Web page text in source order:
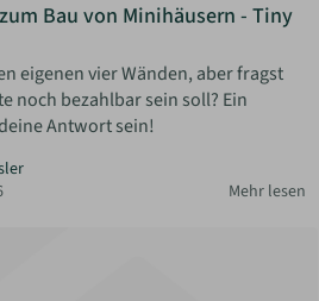
Bau von Minihäusern - Tiny
eigenen vier Wänden, aber fragst
noch bezahlbar sein soll? Ein
Antwort sein!
Mehr lesen